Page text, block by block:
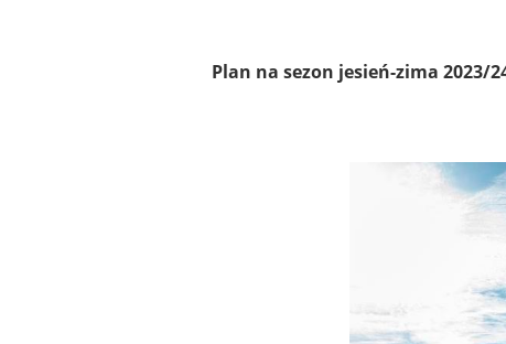
Plan na sezon jesień-zima 2023/